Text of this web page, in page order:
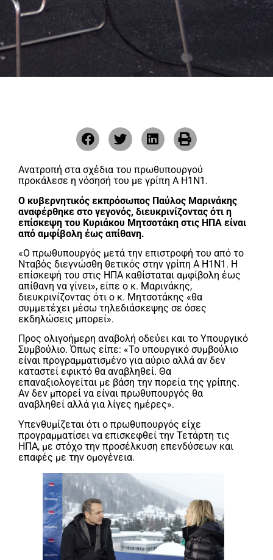
Ανατροπή στα σχέδια του πρωθυπουργού
προκάλεσε η νόσησή του με γρίπη Α Η1Ν1.
Ο κυβερνητικός εκπρόσωπος Παύλος Μαρινάκης
αναφέρθηκε στο γεγονός, διευκρινίζοντας ότι η
επίσκεψη του Κυριάκου Μητσοτάκη στις ΗΠΑ είναι
από αμφίβολη έως απίθανη.
«Ο πρωθυπουργός μετά την επιστροφή του από το
Νταβός διεγνώσθη θετικός στην γρίπη Α Η1Ν1. Η
επίσκεψή του στις ΗΠΑ καθίσταται αμφίβολη έως
απίθανη να γίνει», είπε ο κ. Μαρινάκης,
διευκρινίζοντας ότι ο κ. Μητσοτάκης «θα
συμμετέχει μέσω τηλεδιάσκεψης σε όσες
εκδηλώσεις μπορεί».
Προς ολιγοήμερη αναβολή οδεύει και το Υπουργικό
Συμβούλιο. Όπως είπε: «Το υπουργικό συμβούλιο
είναι προγραμματισμένο για αύριο αλλά αν δεν
καταστεί εφικτό θα αναβληθεί. Θα
επαναξιολογείται με βάση την πορεία της γρίπης.
Αν δεν μπορεί να είναι πρωθυπουργός θα
αναβληθεί αλλά για λίγες ημέρες».
Υπενθυμίζεται ότι ο πρωθυπουργός είχε
προγραμματίσει να επισκεφθεί την Τετάρτη τις
ΗΠΑ, με στόχο την προσέλκυση επενδύσεων και
επαφές με την ομογένεια.